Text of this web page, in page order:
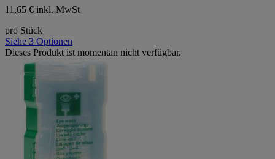
11,65 € inkl. MwSt
pro Stück
Siehe 3 Optionen
Dieses Produkt ist momentan nicht verfügbar.